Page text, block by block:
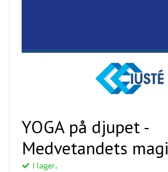
YOGA på djupet -
Medvetandets magi
I lager.